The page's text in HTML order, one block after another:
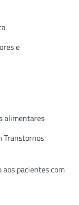
e
alimentares
Transtornos
pacientes com